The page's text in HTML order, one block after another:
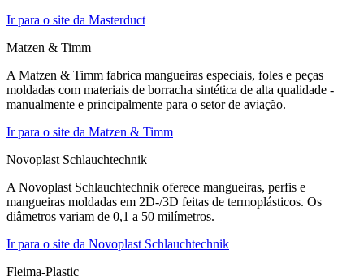
Ir para o site da Masterduct
Matzen & Timm
A Matzen & Timm fabrica mangueiras especiais, foles e peças
moldadas com materiais de borracha sintética de alta qualidade -
manualmente e principalmente para o setor de aviação.
Ir para o site da Matzen & Timm
Novoplast Schlauchtechnik
A Novoplast Schlauchtechnik oferece mangueiras, perfis e
mangueiras moldadas em 2D-/3D feitas de termoplásticos. Os
diâmetros variam de 0,1 a 50 milímetros.
Ir para o site da Novoplast Schlauchtechnik
Fleima-Plastic